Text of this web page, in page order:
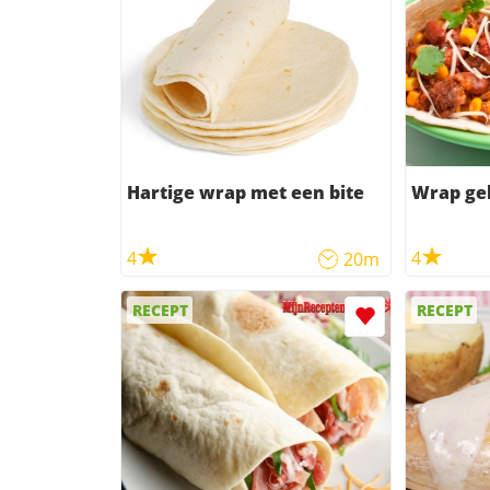
Hartige wrap met een bite
4 20m
Wrap
4
RECEPT RECEPT